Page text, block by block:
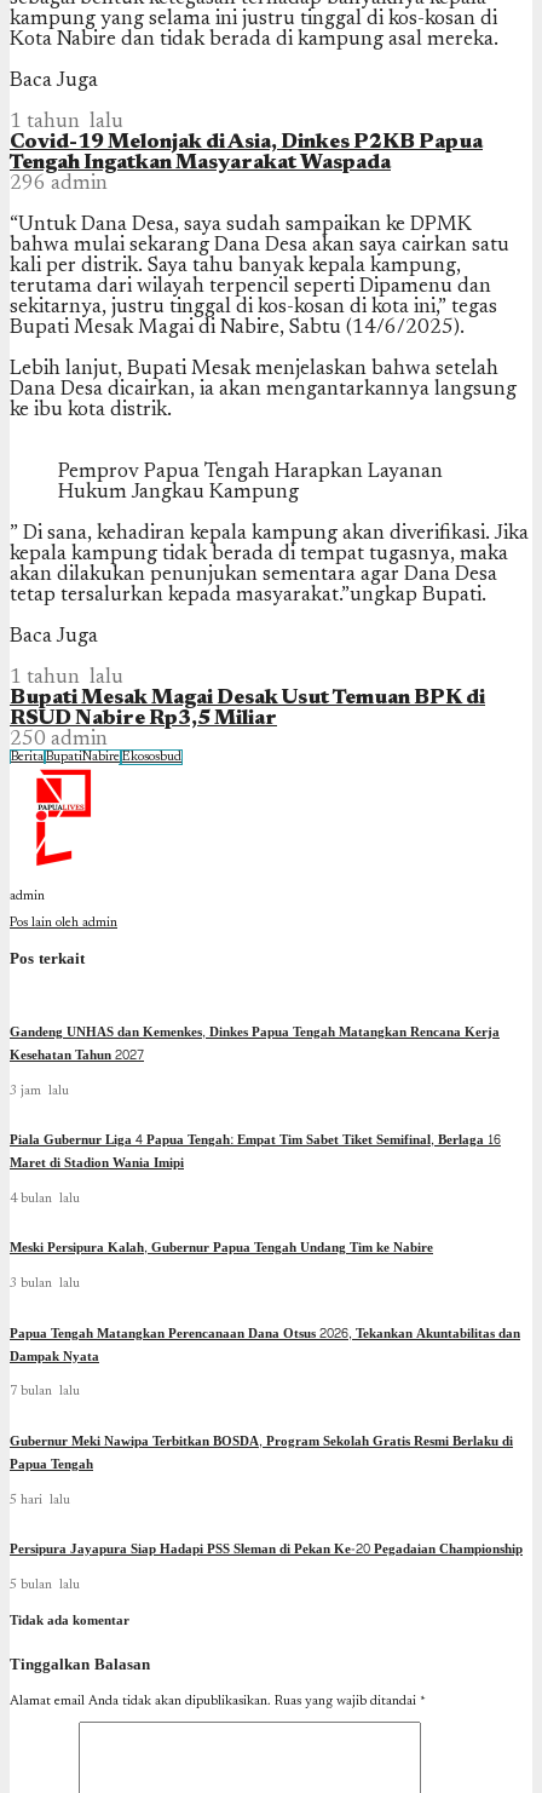
kampung yang selama ini justru tinggal di kos-kosan di
Kota Nabire dan tidak berada di kampung asal mereka.
Baca Juga
1 tahun lalu
Covid-19 Melonjak di Asia, Dinkes P2KB Papua
Tengah Ingatkan Masyarakat Waspada
296 admin
“Untuk Dana Desa, saya sudah sampaikan ke DPMK
bahwa mulai sekarang Dana Desa akan saya cairkan satu
kali per distrik. Saya tahu banyak kepala kampung,
terutama dari wilayah terpencil seperti Dipamenu dan
sekitarnya, justru tinggal di kos-kosan di kota ini,” tegas
Bupati Mesak Magai di Nabire, Sabtu (14/6/2025).
Lebih lanjut, Bupati Mesak menjelaskan bahwa setelah
Dana Desa dicairkan, ia akan mengantarkannya langsung
ke ibu kota distrik.
Pemprov Papua Tengah Harapkan Layanan
Hukum Jangkau Kampung
” Di sana, kehadiran kepala kampung akan diverifikasi. Jika
kepala kampung tidak berada di tempat tugasnya, maka
akan dilakukan penunjukan sementara agar Dana Desa
tetap tersalurkan kepada masyarakat.”ungkap Bupati.
Baca Juga
1 tahun lalu
Bupati Mesak Magai Desak Usut Temuan BPK di
RSUD Nabire Rp3,5 Miliar
250 admin
BeritaBupatiNabireEkososbud
admin
Pos lain oleh admin
Pos terkait
Gandeng UNHAS dan Kemenkes, Dinkes Papua Tengah Matangkan Rencana Kerja
Kesehatan Tahun 2027
3 jam lalu
Piala Gubernur Liga 4 Papua Tengah: Empat Tim Sabet Tiket Semifinal, Berlaga 16
Maret di Stadion Wania Imipi
4 bulan lalu
Meski Persipura Kalah, Gubernur Papua Tengah Undang Tim ke Nabire
3 bulan lalu
Papua Tengah Matangkan Perencanaan Dana Otsus 2026, Tekankan Akuntabilitas dan
Dampak Nyata
7 bulan lalu
Gubernur Meki Nawipa Terbitkan BOSDA, Program Sekolah Gratis Resmi Berlaku di
Papua Tengah
5 hari lalu
Persipura Jayapura Siap Hadapi PSS Sleman di Pekan Ke-20 Pegadaian Championship
5 bulan lalu
Tidak ada komentar
Tinggalkan Balasan
Alamat email Anda tidak akan dipublikasikan. Ruas yang wajib ditandai *